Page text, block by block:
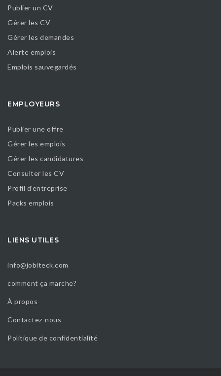
Publier un CV
Gérer les CV
Gérer les demandes
Alerte emplois
Emplois sauvegardés
EMPLOYEURS
Publier une offre
Gérer les emplois
Gérer les candidatures
Consulter les CV
Profil d’entreprise
Packs emplois
LIENS UTILES
info@jobiteck.com
comment ça marche?
À propos
Contactez-nous
Politique de confidentialité